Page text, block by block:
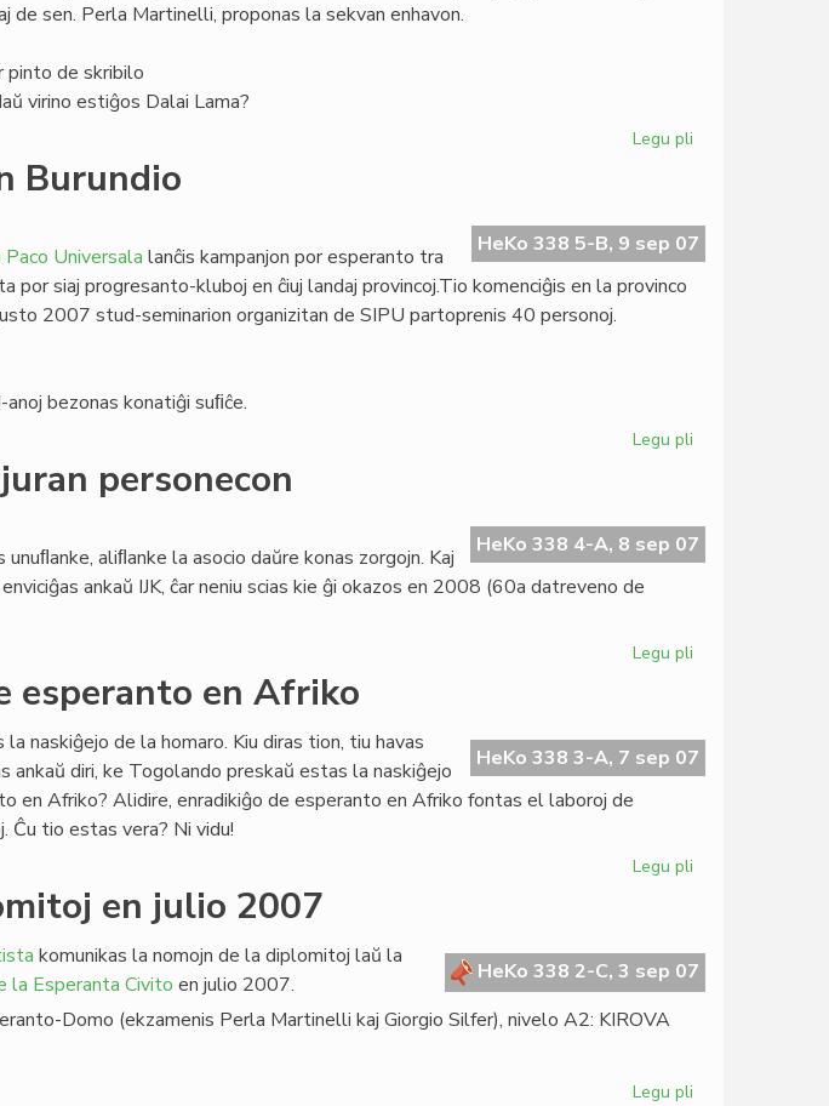
sen. Perla Martinelli, proponas la sekvan enhavon.
pinto de skribilo
virino estiĝos Dalai Lama?
Legu pli
(11)
aperis
Burundio
HeKo 338 5-B, 9 sep 07
Universala lanĉis kampanjon por esperanto tra
por siaj progresanto-kluboj en ĉiuj landaj provincoj.Tio komenciĝis en la provinco
2007 stud-seminarion organizitan de SIPU partoprenis 40 personoj.
bezonas konatiĝi suﬁĉe.
Legu pli
personecon
HeKo 338 4-A, 8 sep 07
aliﬂanke la asocio daŭre konas zorgojn. Kaj
ankaŭ IJK, ĉar neniu scias kie ĝi okazos en 2008 (60a datreveno de
Legu pli
personecon
esperanto en Afriko
HeKo 338 3-A, 7 sep 07
naskiĝejo de la homaro. Kiu diras tion, tiu havas
ankaŭ diri, ke Togolando preskaŭ estas la naskiĝejo
en Afriko? Alidire, enradikiĝo de esperanto en Afriko fontas el laboroj de
Ĉu tio estas vera? Ni vidu!
Legu pli
esperanto
en
en julio 2007
HeKo 338 2-C, 3 sep 07
komunikas la nomojn de la diplomitoj laŭ la
la Esperanta Civito en julio 2007.
Domo (ekzamenis Perla Martinelli kaj Giorgio Silfer), nivelo A2: KIROVA
Legu pli